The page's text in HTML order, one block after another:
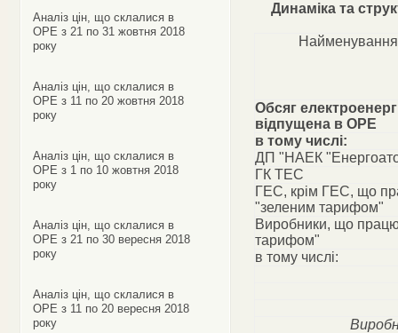
Аналіз цін, що склалися в
ОРЕ з 21 по 31 жовтня 2018
року
Аналіз цін, що склалися в
ОРЕ з 11 по 20 жовтня 2018
року
Аналіз цін, що склалися в
ОРЕ з 1 по 10 жовтня 2018
року
Аналіз цін, що склалися в
ОРЕ з 21 по 30 вересня 2018
року
Аналіз цін, що склалися в
ОРЕ з 11 по 20 вересня 2018
року
Динаміка та
Найменування
Обсяг
відпущена в ОРЕ
в тому числі:
ДП "НАЕК
ГК ТЕС
ГЕС, крім ГЕС, що
"зеленим тарифом"
Виробники, що
тарифом"
в тому числі: